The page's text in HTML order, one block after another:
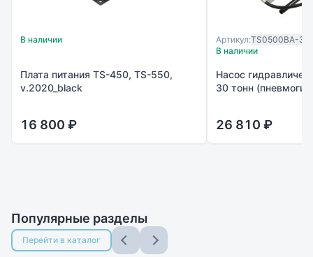
В наличии
Плата питания TS-450, TS-550,
v.2020_black
16 800 ₽
Артикул:TS0500BA-30
В наличии
Насос
30 тонн
26 810 ₽
Популярные разделы
Перейти в каталог